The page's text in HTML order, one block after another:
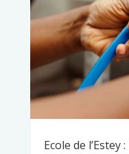
Ecole de